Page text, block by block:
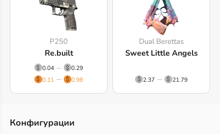
P250
Re.built
0.04
0.29
0.11
0.98
Dual Berettas
Sweet Little Angels
2.37 21.79
Конфигурации